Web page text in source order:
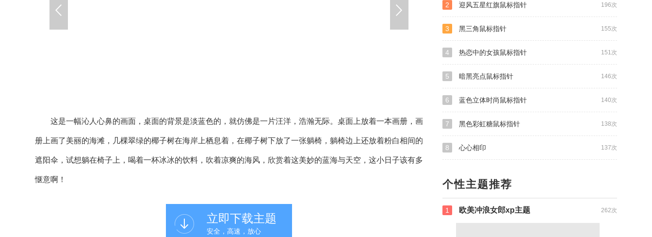
这是一幅沁人心鼻的画面，桌面的背景是淡蓝色的，就仿佛是一片汪洋，浩瀚无际。桌面上放着一本画册，画
册上画了美丽的海滩，几棵翠绿的椰子树在海岸上栖息着，在椰子树下放了一张躺椅，躺椅边上还放着粉白相间的
遮阳伞，试想躺在椅子上，喝着一杯冰冰的饮料，吹着凉爽的海风，欣赏着这美妙的蓝海与天空，这小日子该有多
惬意啊！
立即下载主题
安全，高速，放心
196次
2 迎风五星红旗鼠标指针
155次
3 黑三角鼠标指针
151次
4 热恋中的女孩鼠标指针
146次
5 暗黑亮点鼠标指针
140次
6 蓝色立体时尚鼠标指针
138次
7 黑色彩虹糖鼠标指针
137次
8 心心相印
个性主题推荐
262次
1 欧美冲浪女郎xp主题